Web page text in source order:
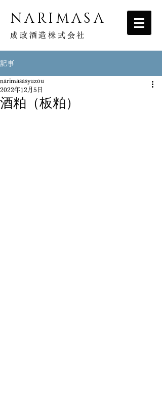
NARIMASA
成政酒造株式会社
記事
酒粕（板粕）
narimasasyuzou
2022年12月5日